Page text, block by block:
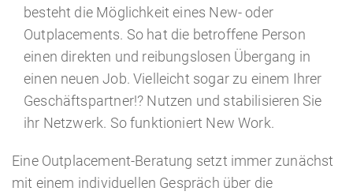
besteht die Möglichkeit eines New- oder
Outplacements. So hat die betroffene Person
einen direkten und reibungslosen Übergang in
einen neuen Job. Vielleicht sogar zu einem Ihrer
Geschäftspartner!? Nutzen und stabilisieren Sie
ihr Netzwerk. So funktioniert New Work.
Eine Outplacement-Beratung setzt immer zunächst
mit einem individuellen Gespräch über die